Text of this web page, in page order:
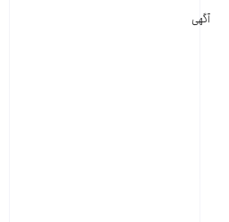
آگهی